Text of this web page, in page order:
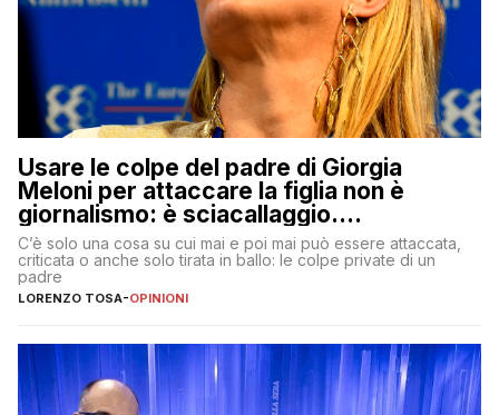
Usare le colpe del padre di Giorgia
Meloni per attaccare la figlia non è
giornalismo: è sciacallaggio.
Dimostriamo di essere diversi
C’è solo una cosa su cui mai e poi mai può essere attaccata,
criticata o anche solo tirata in ballo: le colpe private di un
padre
LORENZO TOSA-OPINIONI